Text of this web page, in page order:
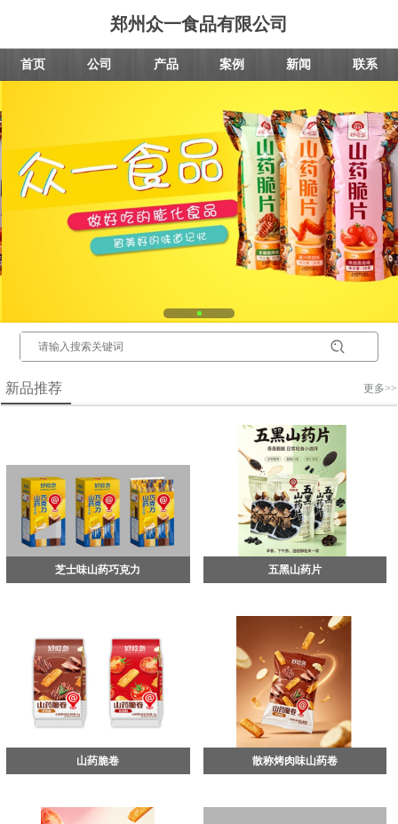
郑州众一食品有限公司
首页 公司 产品 案例 新闻 联系
新品推荐 更多>>
芝士味山药巧克力 五黑山药片
山药脆卷 散称烤肉味山药卷